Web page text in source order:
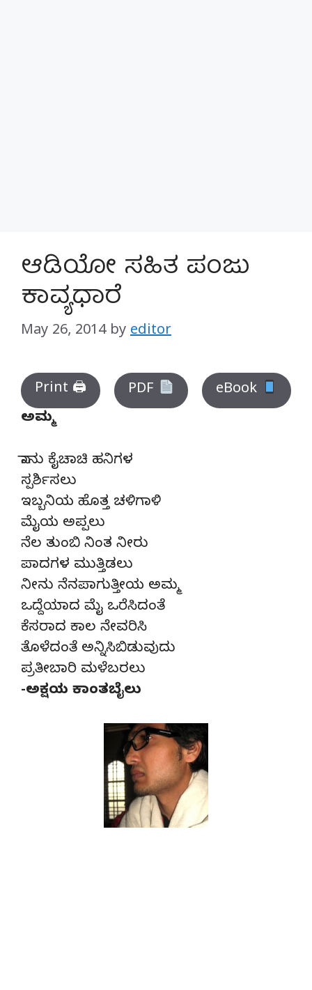
ಆಡಿಯೋ ಸಹಿತ ಪಂಜು
ಕಾವ್ಯಧಾರೆ
May 26, 2014 by editor
Print 🖨 PDF
eBook
ಅಮ್ಮ
ನಾನು ಕೈಚಾಚಿ ಹನಿಗಳ
ಸ್ಪರ್ಶಿಸಲು
ಇಬ್ಬನಿಯ ಹೊತ್ತ ಚಳಿಗಾಳಿ
ಮೈಯ ಅಪ್ಪಲು
ನೆಲ ತುಂಬಿ ನಿಂತ ನೀರು
ಪಾದಗಳ ಮುತ್ತಿಡಲು
ನೀನು ನೆನಪಾಗುತ್ತೀಯ ಅಮ್ಮ
ಒದ್ದೆಯಾದ ಮೈ ಒರೆಸಿದಂತೆ
ಕೆಸರಾದ ಕಾಲ ನೇವರಿಸಿ
ತೊಳೆದಂತೆ ಅನ್ನಿಸಿಬಿಡುವುದು
ಪ್ರತೀಬಾರಿ ಮಳೆಬರಲು
-ಅಕ್ಷಯ ಕಾಂತಬೈಲು